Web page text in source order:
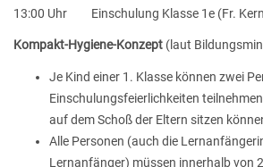
13:00 Uhr Einschulung Klasse 1e (Fr.
Kompakt-Hygiene-Konzept (laut
Je Kind einer 1. Klasse können zwei
Einschulungsfeierlichkeiten
auf dem Schoß der Eltern sitzen
Alle Personen (auch die
Lernanfänger) müssen innerhalb von